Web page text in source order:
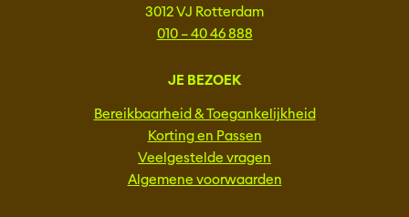
3012 VJ Rotterdam
010 – 40 46 888
JE BEZOEK
Bereikbaarheid & Toegankelijkheid
Korting en Passen
Veelgestelde vragen
Algemene voorwaarden